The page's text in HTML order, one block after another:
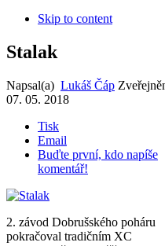
Skip to content
Stalak
Napsal(a) Lukáš Čáp
07. 05. 2018
Tisk
Email
Buďte první, kdo napíše
komentář!
2. závod Dobrušského poháru
pokračoval tradičním XC